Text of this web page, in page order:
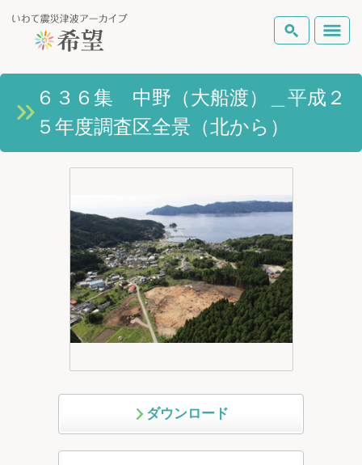
いわて震災津波アーカイブとは
岩手県の被害状況
ピックアップコンテンツ
Foreign Laguage
検索
６３６集 中野（大船渡）＿平成２
５年度調査区全景（北から）
ダウンロード